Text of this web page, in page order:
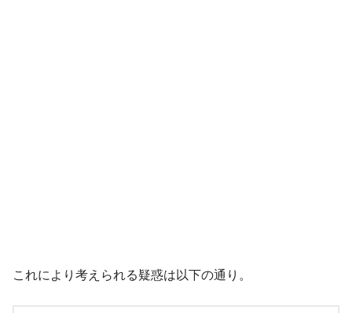
これにより考えられる疑惑は以下の通り。